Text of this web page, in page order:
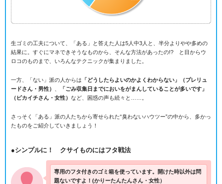
生ゴミの工夫について、「ある」と答えた人は5人中3人と、半分よりやや多めの
結果に。すぐにマネできそうなものから、そんな方法があったの!? と目からウ
ロコのものまで、いろんなテクニックが集まりました。
一方、「ない」派の人からは 「どうしたらよいのかよくわからない」（プレリュ
ードさん・男性）
「ごみ収集日までにおいをがまんしていることが多いです」
（ピカイチさん・女性） など、困惑の声も続々と……。
さっそく「ある」派の人たちから寄せられた“臭わないハウツー”の中から、多かっ
たものをご紹介していきましょう！
●シンプルに！ クサイものにはフタ戦法
専用のフタ付きのゴミ箱を使っています。開けた時以外は問
題ないですよ！(かりーたんたんさん・女性）